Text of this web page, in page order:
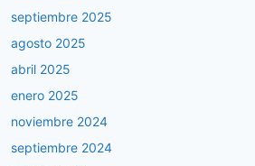
septiembre 2025
agosto 2025
abril 2025
enero 2025
noviembre 2024
septiembre 2024